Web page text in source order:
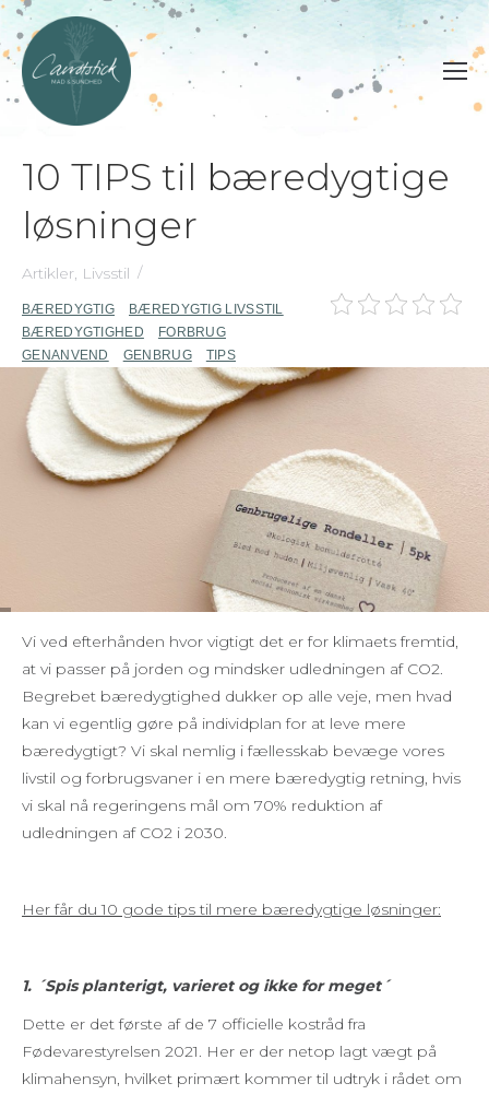
10 TIPS til bæredygtige
løsninger
Artikler, Livsstil
BÆREDYGTIG
BÆREDYGTIG LIVSSTIL
BÆREDYGTIGHED
FORBRUG
GENANVEND
GENBRUG TIPS
Vi ved efterhånden hvor vigtigt det er for klimaets fremtid,
at vi passer på jorden og mindsker udledningen af CO2.
Begrebet bæredygtighed dukker op alle veje, men hvad
kan vi egentlig gøre på individplan for at leve mere
bæredygtigt? Vi skal nemlig i fællesskab bevæge vores
livstil og forbrugsvaner i en mere bæredygtig retning, hvis
vi skal nå regeringens mål om 70% reduktion af
udledningen af CO2 i 2030.
Her får du 10 gode tips til mere bæredygtige løsninger:
1. ´Spis planterigt, varieret og ikke for meget´
Dette er det første af de 7 officielle kostråd fra
Fødevarestyrelsen 2021. Her er der netop lagt vægt på
klimahensyn, hvilket primært kommer til udtryk i rådet om